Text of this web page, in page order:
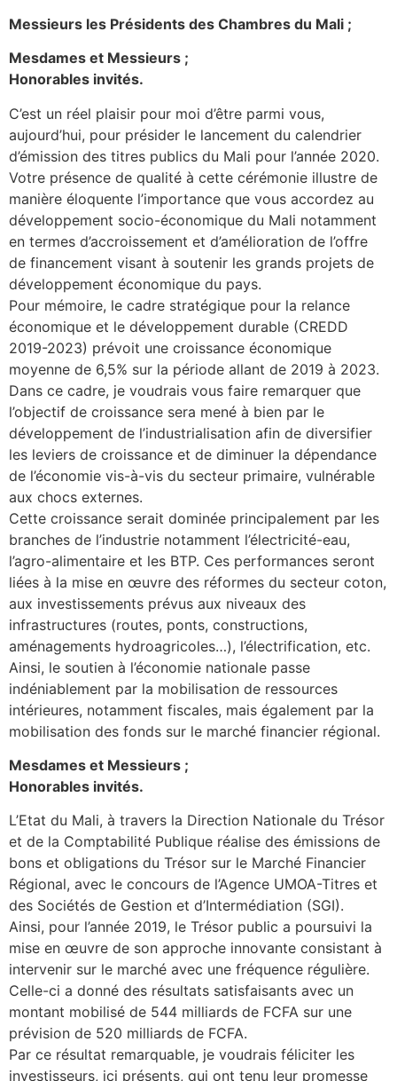
Messieurs les Présidents des Chambres du Mali ;
Mesdames et Messieurs ;
Honorables invités.
C’est un réel plaisir pour moi d’être parmi vous,
aujourd’hui, pour présider le lancement du calendrier
d’émission des titres publics du Mali pour l’année 2020.
Votre présence de qualité à cette cérémonie illustre de
manière éloquente l’importance que vous accordez au
développement socio-économique du Mali notamment
en termes d’accroissement et d’amélioration de l’offre
de financement visant à soutenir les grands projets de
développement économique du pays.
Pour mémoire, le cadre stratégique pour la relance
économique et le développement durable (CREDD
2019-2023) prévoit une croissance économique
moyenne de 6,5% sur la période allant de 2019 à 2023.
Dans ce cadre, je voudrais vous faire remarquer que
l’objectif de croissance sera mené à bien par le
développement de l’industrialisation afin de diversifier
les leviers de croissance et de diminuer la dépendance
de l’économie vis-à-vis du secteur primaire, vulnérable
aux chocs externes.
Cette croissance serait dominée principalement par les
branches de l’industrie notamment l’électricité-eau,
l’agro-alimentaire et les BTP. Ces performances seront
liées à la mise en œuvre des réformes du secteur coton,
aux investissements prévus aux niveaux des
infrastructures (routes, ponts, constructions,
aménagements hydroagricoles…), l’électrification, etc.
Ainsi, le soutien à l’économie nationale passe
indéniablement par la mobilisation de ressources
intérieures, notamment fiscales, mais également par la
mobilisation des fonds sur le marché financier régional.
Mesdames et Messieurs ;
Honorables invités.
L’Etat du Mali, à travers la Direction Nationale du Trésor
et de la Comptabilité Publique réalise des émissions de
bons et obligations du Trésor sur le Marché Financier
Régional, avec le concours de l’Agence UMOA-Titres et
des Sociétés de Gestion et d’Intermédiation (SGI).
Ainsi, pour l’année 2019, le Trésor public a poursuivi la
mise en œuvre de son approche innovante consistant à
intervenir sur le marché avec une fréquence régulière.
Celle-ci a donné des résultats satisfaisants avec un
montant mobilisé de 544 milliards de FCFA sur une
prévision de 520 milliards de FCFA.
Par ce résultat remarquable, je voudrais féliciter les
investisseurs, ici présents, qui ont tenu leur promesse